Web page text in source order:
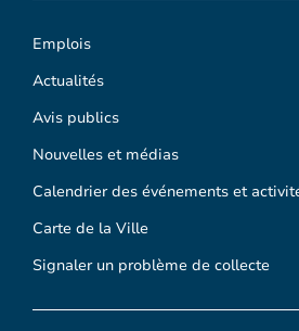
Emplois
Actualités
Avis publics
Nouvelles et médias
Calendrier des événements et
Carte de la Ville
Signaler un problème de collecte